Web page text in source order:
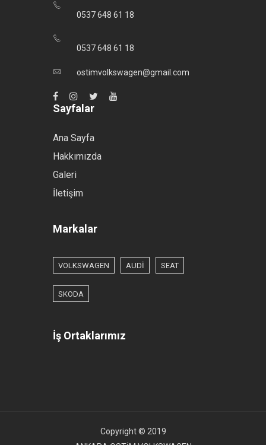
0537 648 61 18
0537 648 61 18
ostimvolkswagen@gmail.com
Sayfalar
Ana Sayfa
Hakkımızda
Galeri
İletişim
Markalar
VOLKSWAGEN AUDİ SEAT
SKODA
İş Ortaklarımız
Copyright © 2019